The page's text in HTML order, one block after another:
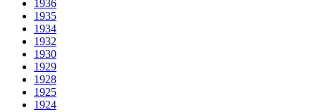
1936
1935
1934
1932
1930
1929
1928
1925
1924